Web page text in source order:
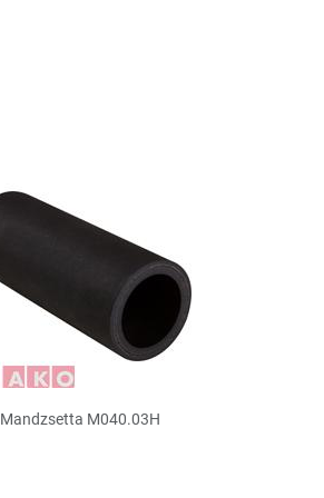
Mandzsetta M040.03H